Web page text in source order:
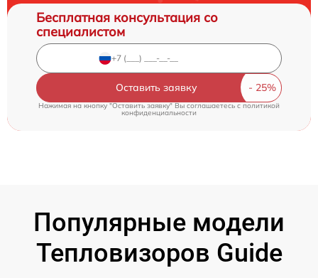
Бесплатная консультация со
специалистом
Оставить заявку
Нажимая на кнопку "Оставить заявку" Вы соглашаетесь cполитикой
конфиденциальности
Популярные модели
Тепловизоров Guide